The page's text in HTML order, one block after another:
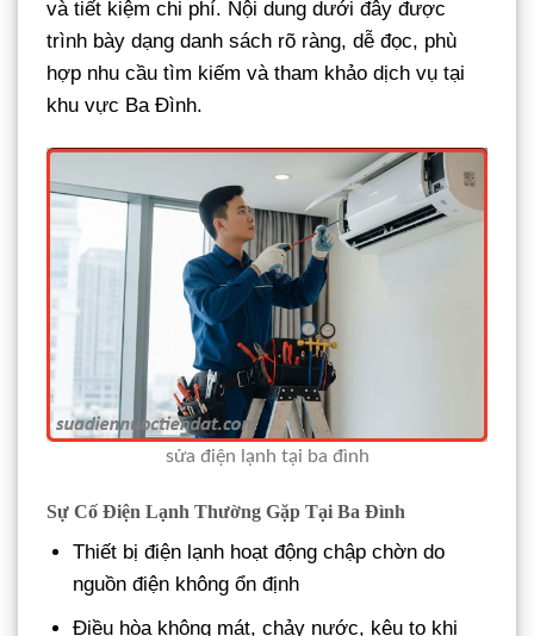
và tiết kiệm chi phí. Nội dung dưới đây được
trình bày dạng danh sách rõ ràng, dễ đọc, phù
hợp nhu cầu tìm kiếm và tham khảo dịch vụ tại
khu vực Ba Đình.
sửa điện lạnh tại ba đình
Sự Cố Điện Lạnh Thường Gặp Tại Ba Đình
Thiết bị điện lạnh hoạt động chập chờn do
nguồn điện không ổn định
Điều hòa không mát, chảy nước, kêu to khi